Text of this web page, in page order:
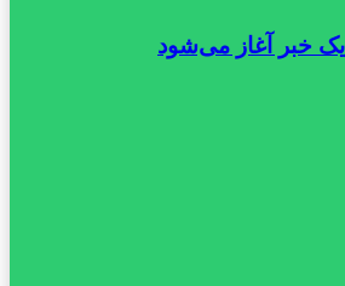
یک خبر آغاز می‌شود